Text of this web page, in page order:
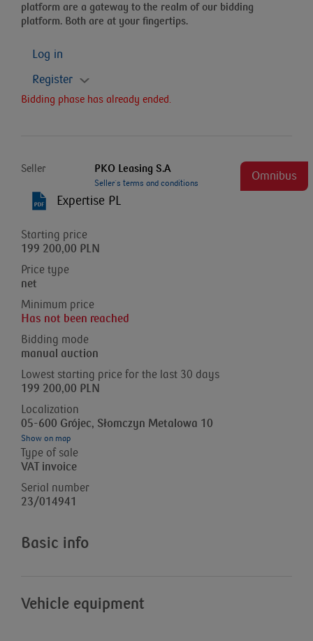
platform are a gateway to the realm of our bidding
platform. Both are at your fingertips.
Log in
Register
Bidding phase has already ended.
Seller PKO Leasing S.A
Seller`s terms and conditions
Omnibus
Expertise PL
Starting price
199 200,00 PLN
Price type
net
Minimum price
Has not been reached
Bidding mode
manual auction
Lowest starting price for the last 30 days
199 200,00 PLN
Localization
05-600 Grójec, Słomczyn Metalowa 10
Show on map
Type of sale
VAT invoice
Serial number
23/014941
Basic info
Vehicle equipment